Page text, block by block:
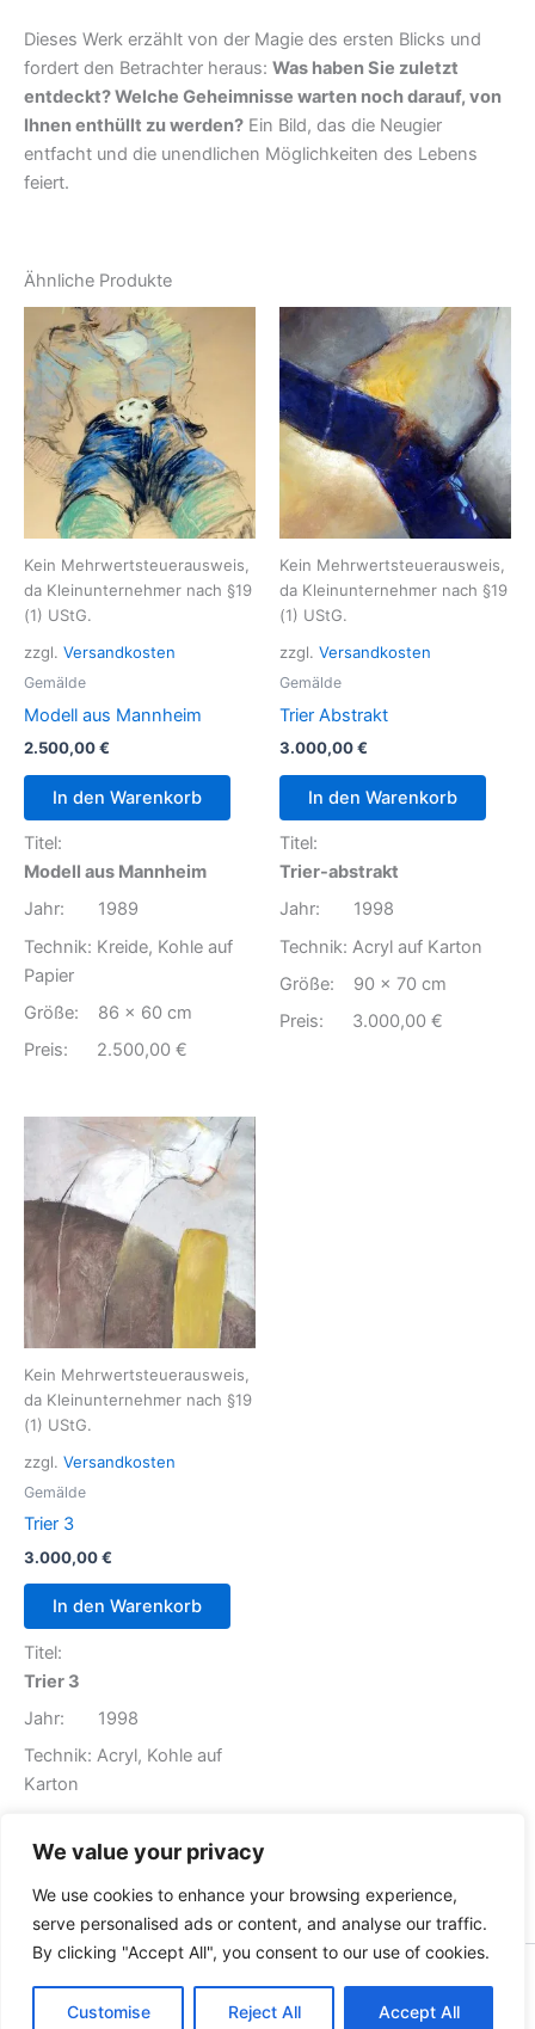
We value your privacy
We use cookies to enhance your browsing experience,
serve personalised ads or content, and analyse our traffic.
By clicking "Accept All", you consent to our use of cookies.
Customise Reject All Accept All
Dieses Werk erzählt von der Magie des ersten Blicks und
fordert den Betrachter heraus: Was haben Sie zuletzt
entdeckt? Welche Geheimnisse warten noch darauf, von
Ihnen enthüllt zu werden? Ein Bild, das die Neugier
entfacht und die unendlichen Möglichkeiten des Lebens
feiert.
Ähnliche Produkte
Kein Mehrwertsteuerausweis,
da Kleinunternehmer nach §19
(1) UStG.
zzgl. Versandkosten
Gemälde
Modell aus Mannheim
2.500,00€
In den Warenkorb
Titel:
Modell aus Mannheim
Jahr: 1989
Technik: Kreide, Kohle auf
Papier
Größe: 86 x 60 cm
Preis: 2.500,00 €
Kein Mehrwertsteuerausweis,
da Kleinunternehmer nach §19
(1) UStG.
zzgl. Versandkosten
Gemälde
Trier Abstrakt
3.000,00€
In den Warenkorb
Titel:
Trier-abstrakt
Jahr: 1998
Technik: Acryl auf Karton
Größe: 90 x 70 cm
Preis: 3.000,00 €
Kein Mehrwertsteuerausweis,
da Kleinunternehmer nach §19
(1) UStG.
zzgl. Versandkosten
Gemälde
Trier 3
3.000,00€
In den Warenkorb
Titel:
Trier 3
Jahr: 1998
Technik: Acryl, Kohle auf
Karton
Preis: 3.000,00 €
Copyright © 2026 Malwitz Art | BySparkm4n
Impressum
Datenschutzerklärung|AGB